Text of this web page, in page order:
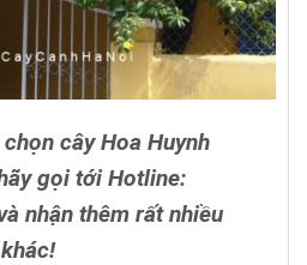
cây Hoa Huynh
gọi tới Hotline:
nhận thêm rất nhiều